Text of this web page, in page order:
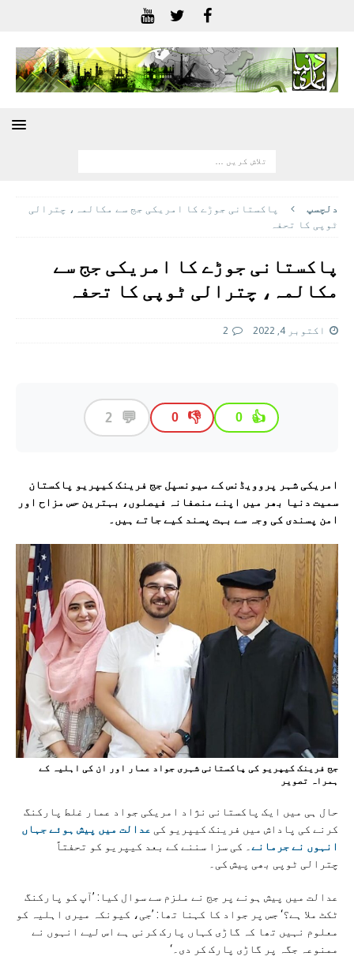
دلچسپ
پاکستانی جوڑے کا امریکی جج سے مکالمہ، چترالی
ٹوپی کا تحفہ
پاکستانی جوڑے کا امریکی جج سے
مکالمہ، چترالی ٹوپی کا تحفہ
اکتوبر 4, 2022 2
👍
0
👎
0
💬
2
امریکی شہر پروویڈنس کے میونسپل جج فرینک کیپریو پاکستان
سمیت دنیا بھر میں اپنے منصفانہ فیصلوں، بہترین حس مزاح اور
امن پسندی کی وجہ سے بہت پسند کیے جاتے ہیں۔
جج فرینک کیپریو کی پاکستانی شہری جواد عمار اور ان کی اہلیہ کے
ہمراہ تصویر
حال ہی میں ایک پاکستانی نژاد امریکی جواد عمار غلط پارکنگ
کرنے کی پاداش میں فرینک کیپریو کی عدالت میں پیش ہوئے جہاں
انہوں نے جرمانے۔ کی سزا سننے کے بعد کیپریو کو تحفتاً
چترالی ٹوپی بھی پیش کی۔
عدالت میں پیش ہونے پر جج نے ملزم سے سوال کیا: ’آپ کو پارکنگ
ٹکٹ ملا ہے؟‘ جس پر جواد کا کہنا تھا: ’جی، کیونکہ میری اہلیہ کو
معلوم نہیں تھا کہ گاڑی کہاں پارک کرنی ہے اس لیے انہوں نے
ممنوعہ جگہ پر گاڑی پارک کر دی۔‘